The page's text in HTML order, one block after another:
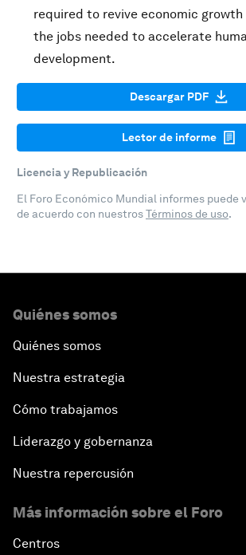
required to revive economic
the jobs needed to accelerate
development.
Descargar PDF
Lector de informe
Licencia y Republicación
El Foro Económico Mundial informes puede
de acuerdo con nuestrosTérminos de uso.
Quiénes somos
Quiénes somos
Nuestra estrategia
Cómo trabajamos
Liderazgo y gobernanza
Nuestra repercusión
Más información sobre el Foro
Centros